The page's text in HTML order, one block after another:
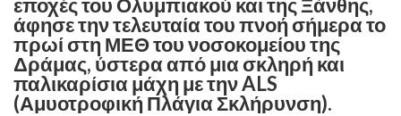
άφησε την τελευταία του πνοή σήμερα το
πρωί στη ΜΕΘ του νοσοκομείου της
Δράμας, ύστερα από μια σκληρή και
παλικαρίσια μάχη με την ALS
(Αμυοτροφική Πλάγια Σκλήρυνση).